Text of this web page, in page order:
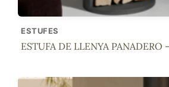
ESTUFES
ESTUFA DE LLENYA PANADERO